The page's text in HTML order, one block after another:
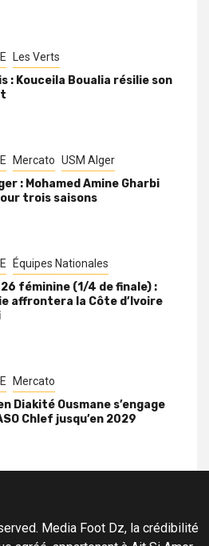
Les Verts
: Kouceila Boualia résilie son
Mercato USM Alger
: Mohamed Amine Gharbi
trois saisons
Équipes Nationales
féminine (1/4 de finale) :
affrontera la Côte d’Ivoire
Mercato
Diakité Ousmane s’engage
Chlef jusqu’en 2029
Media Foot Dz, la crédibilité